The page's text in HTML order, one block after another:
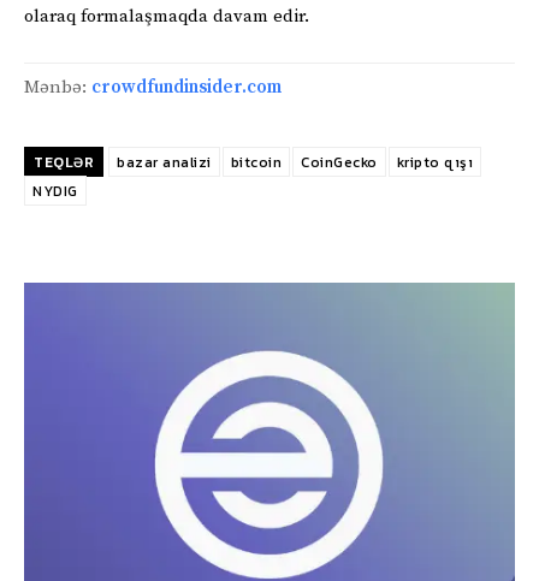
olaraq formalaşmaqda davam edir.
Mənbə: crowdfundinsider.com
TEQLƏR bazar analizi bitcoin CoinGecko
kripto qışı
NYDIG